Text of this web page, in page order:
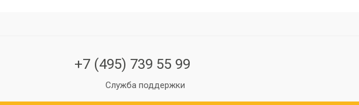
+7 (495) 739 55 99
Служба поддержки